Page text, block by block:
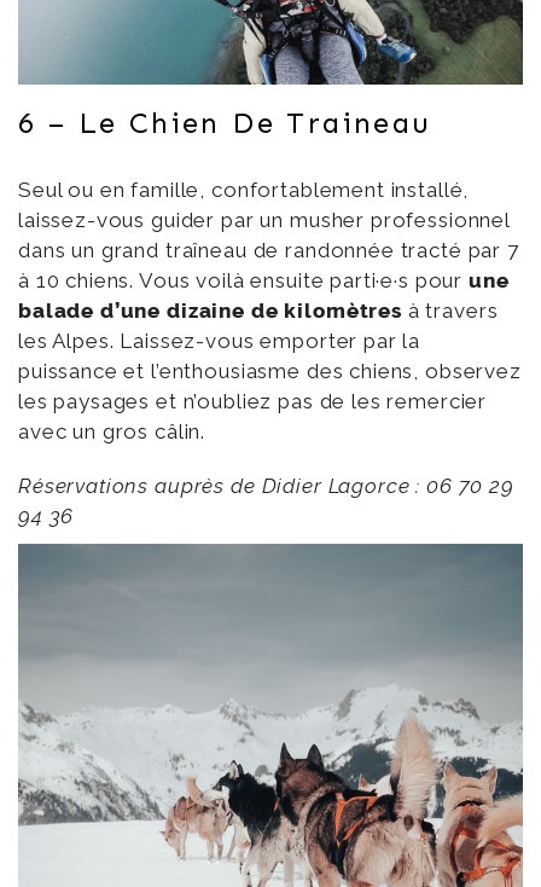
6 – Le Chien De Traineau
Seul ou en famille, confortablement installé,
laissez-vous guider par un musher professionnel
dans un grand traîneau de randonnée tracté par 7
à 10 chiens. Vous voilà ensuite parti·e·s pour une
balade d’une dizaine de kilomètres à travers
les Alpes. Laissez-vous emporter par la
puissance et l’enthousiasme des chiens, observez
les paysages et n’oubliez pas de les remercier
avec un gros câlin.
Réservations auprès de Didier Lagorce : 06 70 29
94 36